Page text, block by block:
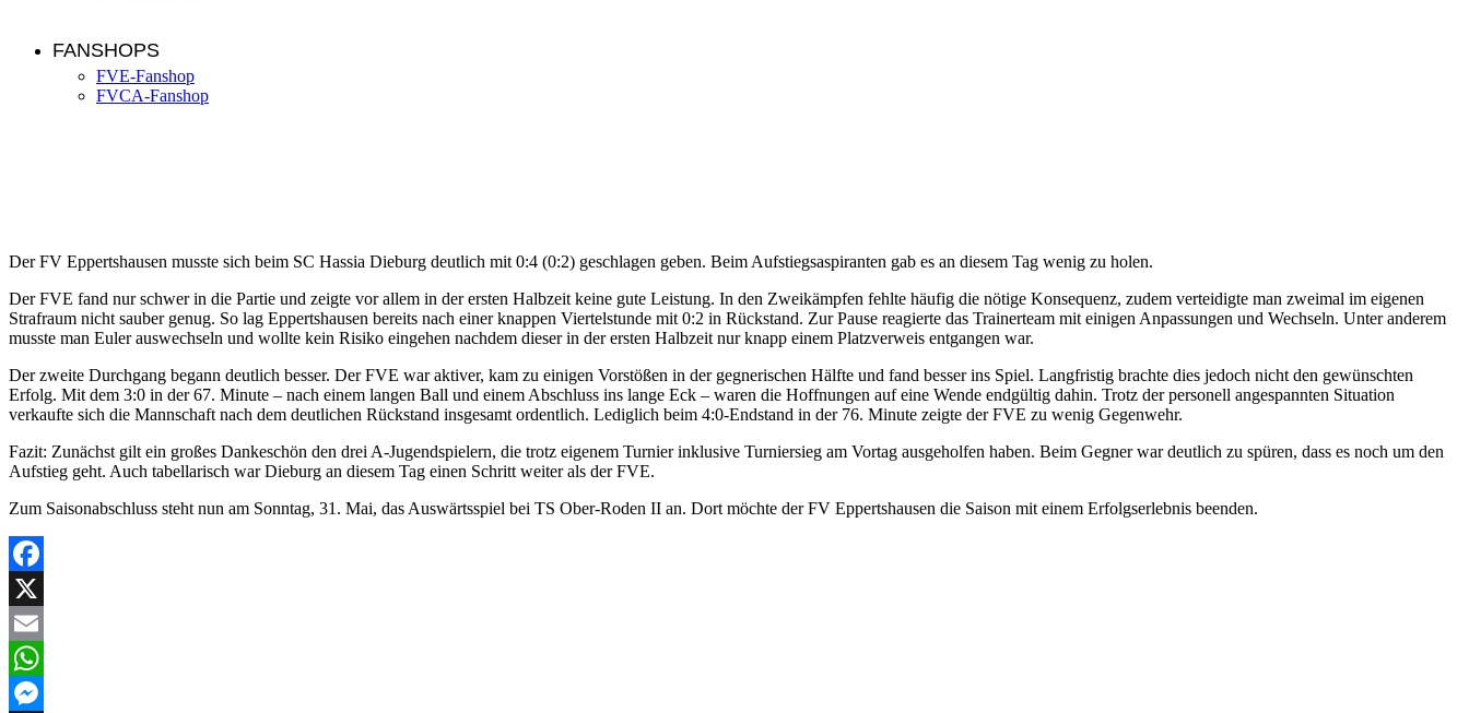
FANSHOPS
FVE-Fanshop
FVCA-Fanshop
Der FV Eppertshausen musste sich beim SC Hassia Dieburg deutlich mit 0:4 (0:2) geschlagen geben. Beim Aufstiegsaspiranten gab es an diesem Tag wenig zu holen.
Der FVE fand nur schwer in die Partie und zeigte vor allem in der ersten Halbzeit keine gute Leistung. In den Zweikämpfen fehlte häufig die nötige Konsequenz, zudem verteidigte man zweimal im eigenen
Strafraum nicht sauber genug. So lag Eppertshausen bereits nach einer knappen Viertelstunde mit 0:2 in Rückstand. Zur Pause reagierte das Trainerteam mit einigen Anpassungen und Wechseln. Unter anderem
musste man Euler auswechseln und wollte kein Risiko eingehen nachdem dieser in der ersten Halbzeit nur knapp einem Platzverweis entgangen war.
Der zweite Durchgang begann deutlich besser. Der FVE war aktiver, kam zu einigen Vorstößen in der gegnerischen Hälfte und fand besser ins Spiel. Langfristig brachte dies jedoch nicht den gewünschten
Erfolg. Mit dem 3:0 in der 67. Minute – nach einem langen Ball und einem Abschluss ins lange Eck – waren die Hoffnungen auf eine Wende endgültig dahin. Trotz der personell angespannten Situation
verkaufte sich die Mannschaft nach dem deutlichen Rückstand insgesamt ordentlich. Lediglich beim 4:0-Endstand in der 76. Minute zeigte der FVE zu wenig Gegenwehr.
Fazit: Zunächst gilt ein großes Dankeschön den drei A-Jugendspielern, die trotz eigenem Turnier inklusive Turniersieg am Vortag ausgeholfen haben. Beim Gegner war deutlich zu spüren, dass es noch um den
Aufstieg geht. Auch tabellarisch war Dieburg an diesem Tag einen Schritt weiter als der FVE.
Zum Saisonabschluss steht nun am Sonntag, 31. Mai, das Auswärtsspiel bei TS Ober-Roden II an. Dort möchte der FV Eppertshausen die Saison mit einem Erfolgserlebnis beenden.
Facebook
X
Email
WhatsApp